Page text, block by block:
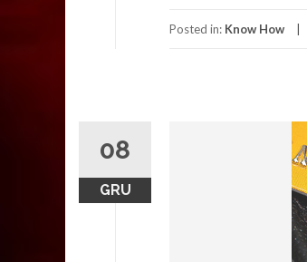
Posted in: Know How
08
GRU